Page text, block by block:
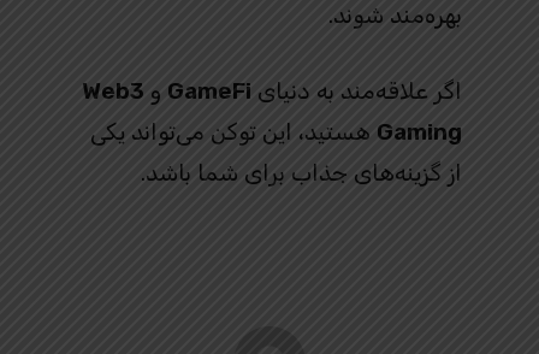
بهره‌مند شوند.
اگر علاقه‌مند به دنیای GameFi و Web3
Gaming هستید، این توکن می‌تواند یکی
از گزینه‌های جذاب برای شما باشد.